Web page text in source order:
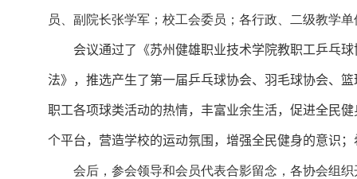
员、副院长张学军；校工会委员；各行政、二级教学
会议通过了《苏州健雄职业技术学院教职工乒乓球
法》，推选产生了第一届乒乓球协会、羽毛球协会、篮
职工各项球类活动的热情，丰富业余生活，促进全民
个平台，营造学校的运动氛围，增强全民健身的意识
会后，参会领导和会员代表合影留念，各协会组